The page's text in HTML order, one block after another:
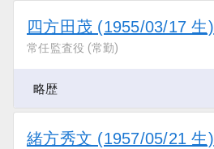
四方田茂 (1955/03/17 生)
常任監査役 (常勤)
略歴
緒方秀文 (1957/05/21 生)